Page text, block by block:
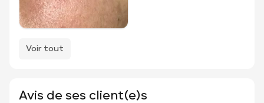
Voir tout
Avis de ses client(e)s